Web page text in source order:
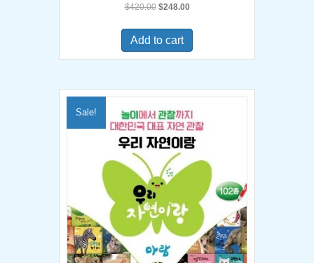
$420.00 Original
was:
$420.00.
$248.00Current
is:
Add to cart
Sale!